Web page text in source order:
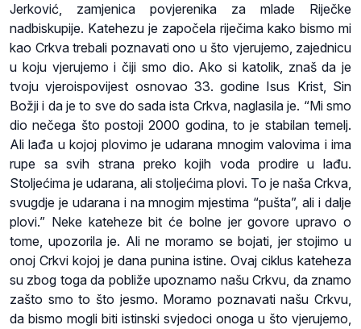
Jerković, zamjenica povjerenika za mlade Riječke
nadbiskupije. Katehezu je započela riječima kako bismo mi
kao Crkva trebali poznavati ono u što vjerujemo, zajednicu
u koju vjerujemo i čiji smo dio. Ako si katolik, znaš da je
tvoju vjeroispovijest osnovao 33. godine Isus Krist, Sin
Božji i da je to sve do sada ista Crkva, naglasila je. “Mi smo
dio nečega što postoji 2000 godina, to je stabilan temelj.
Ali lađa u kojoj plovimo je udarana mnogim valovima i ima
rupe sa svih strana preko kojih voda prodire u lađu.
Stoljećima je udarana, ali stoljećima plovi. To je naša Crkva,
svugdje je udarana i na mnogim mjestima “pušta”, ali i dalje
plovi.” Neke kateheze bit će bolne jer govore upravo o
tome, upozorila je. Ali ne moramo se bojati, jer stojimo u
onoj Crkvi kojoj je dana punina istine. Ovaj ciklus kateheza
su zbog toga da pobliže upoznamo našu Crkvu, da znamo
zašto smo to što jesmo. Moramo poznavati našu Crkvu,
da bismo mogli biti istinski svjedoci onoga u što vjerujemo,